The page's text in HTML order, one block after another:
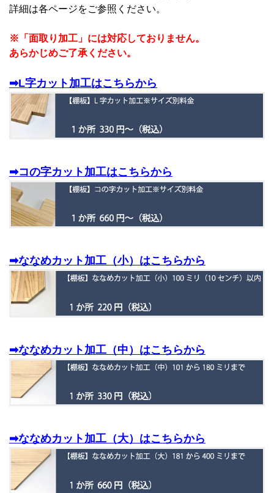
詳細は各ページをご参照ください。
※「面取り加工」には対応しておりません。
あらかじめご了承ください。
➡L字カット加工はこちらから
➡コの字カット加工はこちらから
➡ななめカット加工（小）はこちらから
➡ななめカット加工（中）はこちらから
➡ななめカット加工（大）はこちらから